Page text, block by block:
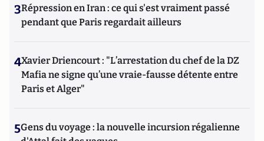
3Répression en Iran : ce qui s'est vraiment passé
pendant que Paris regardait ailleurs
4Xavier Driencourt : "L’arrestation du chef de la DZ
Mafia ne signe qu’une vraie-fausse détente entre
Paris et Alger"
5Gens du voyage : la nouvelle incursion régalienne